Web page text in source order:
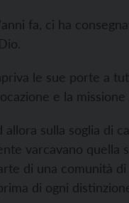
fa, ci ha
le sue porte a
e la missione
sulla soglia di
varcavano quella
di una comunità
di ogni